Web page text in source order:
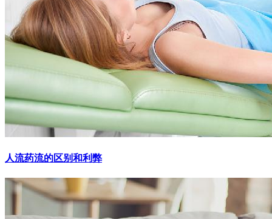
人流药流的区别和利弊